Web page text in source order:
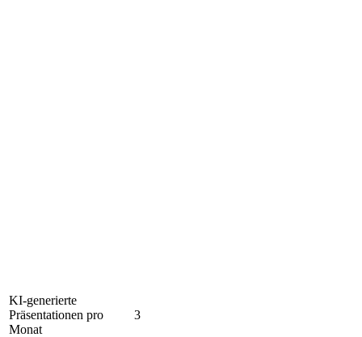
KI-generierte
Präsentationen pro
Monat
3